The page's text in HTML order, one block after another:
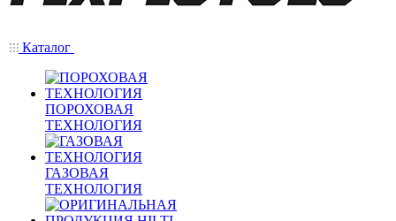
Каталог
ПОРОХОВАЯ
ТЕХНОЛОГИЯ
ГАЗОВАЯ
ТЕХНОЛОГИЯ